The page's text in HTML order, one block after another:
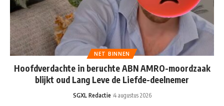
NET BINNEN
Hoofdverdachte in beruchte ABN AMRO-moordzaak
blijkt oud Lang Leve de Liefde-deelnemer
SGXL Redactie 4 augustus 2026